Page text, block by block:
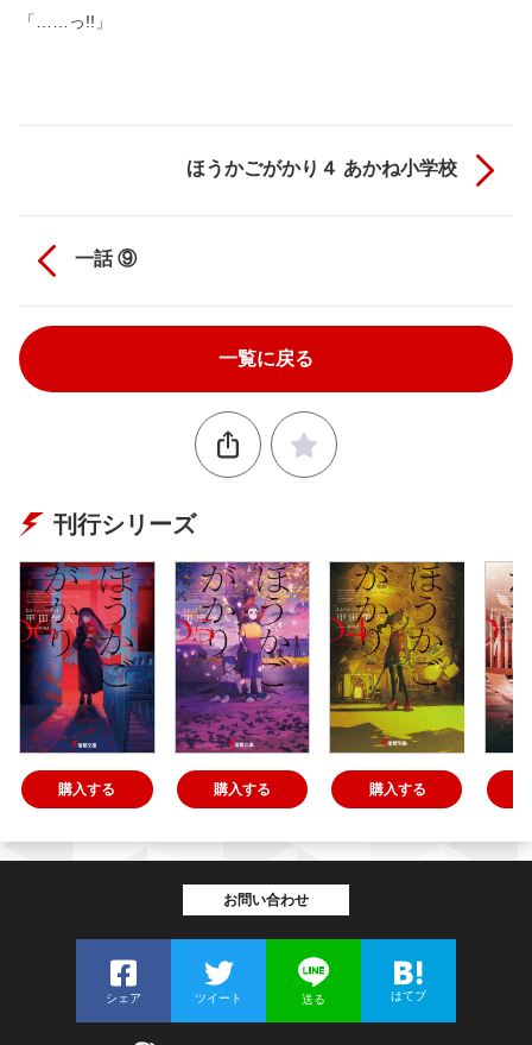
「……っ!!」
ほうかごがかり４ あかね小学校
一話 ⑨
一覧に戻る
刊行シリーズ
購入する 購入する 購入する
お問い合わせ
シェア ツイート 送る はてブ